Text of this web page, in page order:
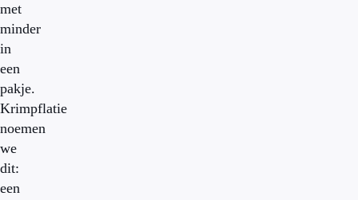
met
minder
in
een
pakje.
Krimpflatie
noemen
we
dit:
een